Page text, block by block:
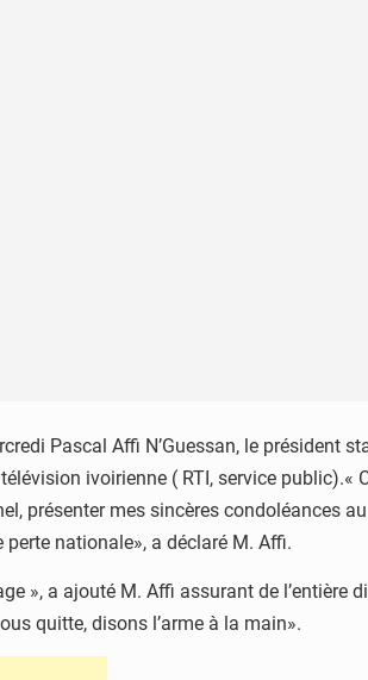
Pascal Affi N’Guessan, le président
ivoirienne ( RTI, service public).«
présenter mes sincères condoléances
nationale», a déclaré M. Affi.
», a ajouté M. Affi assurant de l’entière
quitte, disons l’arme à la main».